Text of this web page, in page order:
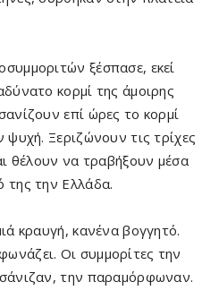
ξέσπασε, εκεί
κορμί της άμοιρης
επί ώρες το κορμί
Ξεριζώνουν τις τρίχες
θέλουν να τραβήξουν μέσα
της την Ελλάδα.
κραυγή, κανένα βογγητό.
Οι συμμορίτες την
την παραμόρφω­ναν.